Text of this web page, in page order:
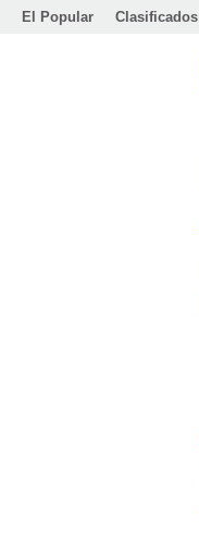
El Popular Clasificados